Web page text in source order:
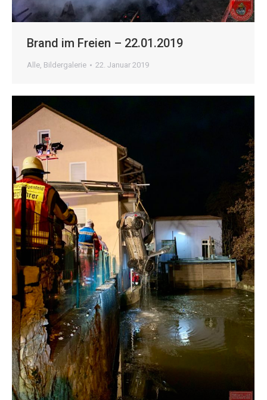
Brand im Freien – 22.01.2019
Alle, Bildergalerie 22. Januar 2019